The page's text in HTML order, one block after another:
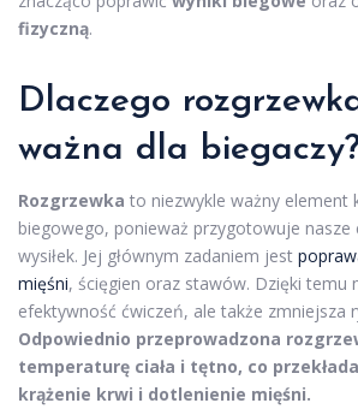
fizyczną.
Dlaczego
ważna dla
Rozgrzewka to niezwykle ważny element
biegowego, ponieważ przygotowuje nasze
wysiłek. Jej głównym zadaniem jest
mięśni, ścięgien oraz stawów. Dzięki temu
efektywność ćwiczeń, ale także zmniejsza
Odpowiednio przeprowadzona
temperaturę ciała i tętno, co
krążenie krwi i dotlenienie mięśni.